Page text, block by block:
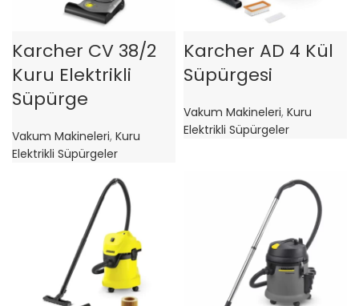
Karcher CV 38/2
Kuru Elektrikli
Süpürge
Vakum Makineleri, Kuru
Elektrikli Süpürgeler
Karcher AD 4 Kül
Süpürgesi
Vakum Makineleri, Kuru
Elektrikli Süpürgeler